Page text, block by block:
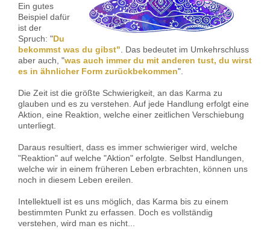
Ein gutes
Beispiel dafür
ist der
Spruch: "Du
bekommst was du gibst" . Das bedeutet im Umkehrschluss
aber auch, "was auch immer du mit anderen tust, du wirst
es in ähnlicher Form zurückbekommen".
Die Zeit ist die größte Schwierigkeit, an das Karma zu
glauben und es zu verstehen. Auf jede Handlung erfolgt eine
Aktion, eine Reaktion, welche einer zeitlichen Verschiebung
unterliegt.
Daraus resultiert, dass es immer schwieriger wird, welche
"Reaktion" auf welche "Aktion" erfolgte. Selbst Handlungen,
welche wir in einem früheren Leben erbrachten, können uns
noch in diesem Leben ereilen.
Intellektuell ist es uns möglich, das Karma bis zu einem
bestimmten Punkt zu erfassen. Doch es vollständig
verstehen, wird man es nicht...